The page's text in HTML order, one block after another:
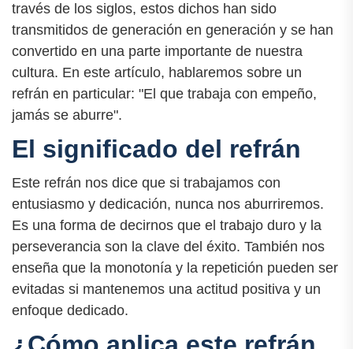
través de los siglos, estos dichos han sido
transmitidos de generación en generación y se han
convertido en una parte importante de nuestra
cultura. En este artículo, hablaremos sobre un
refrán en particular: "El que trabaja con empeño,
jamás se aburre".
El significado del refrán
Este refrán nos dice que si trabajamos con
entusiasmo y dedicación, nunca nos aburriremos.
Es una forma de decirnos que el trabajo duro y la
perseverancia son la clave del éxito. También nos
enseña que la monotonía y la repetición pueden ser
evitadas si mantenemos una actitud positiva y un
enfoque dedicado.